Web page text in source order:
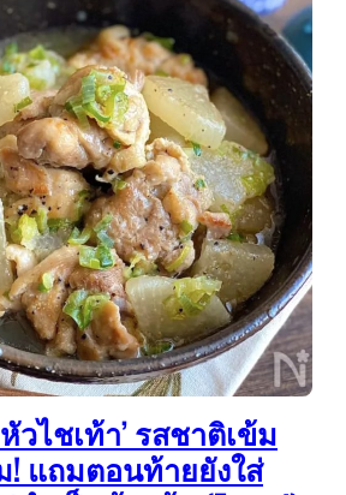
วไชเท้า’ รสชาติเข้ม
แถมตอนท้ายยังใส่